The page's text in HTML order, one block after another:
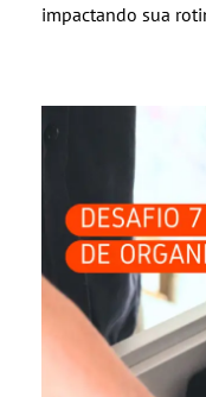
impactando sua